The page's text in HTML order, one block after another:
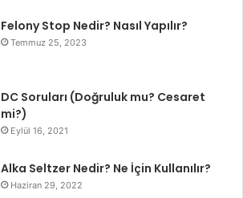
Felony Stop Nedir? Nasıl Yapılır?
Temmuz 25, 2023
DC Soruları (Doğruluk mu? Cesaret
mi?)
Eylül 16, 2021
Alka Seltzer Nedir? Ne İçin Kullanılır?
Haziran 29, 2022